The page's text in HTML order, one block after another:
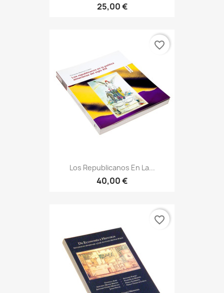
25,00 €
Los Republicanos En La...
40,00 €
favorite_border
favorite_border